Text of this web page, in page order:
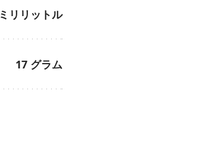
ミリリットル
17 グラム